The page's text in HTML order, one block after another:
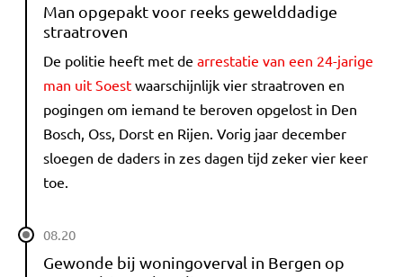
Man opgepakt voor reeks gewelddadige
straatroven
De politie heeft met de arrestatie van een 24-jarige
man uit Soest waarschijnlijk vier straatroven en
pogingen om iemand te beroven opgelost in Den
Bosch, Oss, Dorst en Rijen. Vorig jaar december
sloegen de daders in zes dagen tijd zeker vier keer
toe.
08.20
Gewonde bij woningoverval in Bergen op